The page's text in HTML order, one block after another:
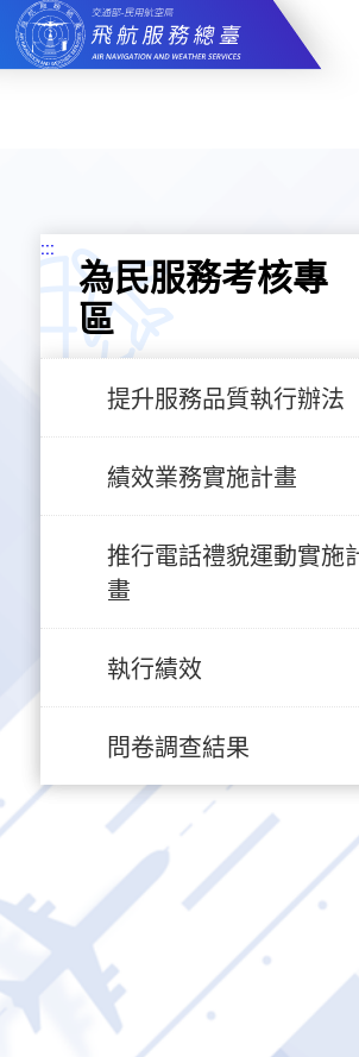
跳
到
主
要
:::
為民服務考核專
區
提升服務品質執行辦法
績效業務實施計畫
推行電話禮貌運動實施
畫
執行績效
問卷調查結果